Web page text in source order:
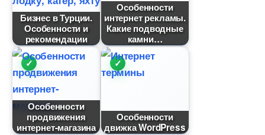
Бизнес в Турции.
Особенности и
рекомендации
Особенности
интернет рекламы.
Какие подводные
камни
Особенности
продвижения
интернет-магазина
Особенности
движка WordPress